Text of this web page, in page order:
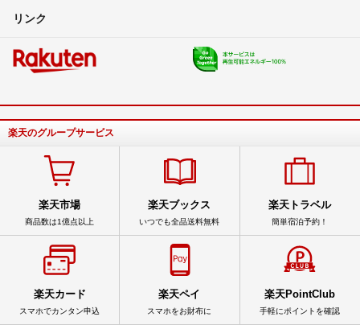
リンク
楽天のグループサービス
楽天市場
商品数は1億点以上
楽天ブックス
いつでも全品送料無料
楽天トラベル
簡単宿泊予約！
楽天カード
スマホでカンタン申込
楽天ペイ
スマホをお財布に
楽天PointClub
手軽にポイントを確認